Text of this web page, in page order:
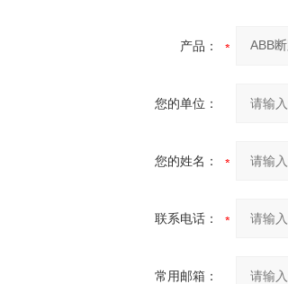
产品：
您的单位：
您的姓名：
联系电话：
常用邮箱：